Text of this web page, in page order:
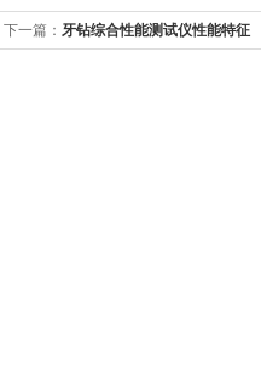
下一篇： 牙钻综合性能测试仪性能特征